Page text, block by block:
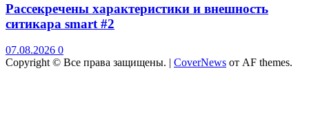
Рассекречены характеристики и внешность
ситикара smart #2
07.08.2026 0
Copyright © Все права защищены. | CoverNews от AF themes.